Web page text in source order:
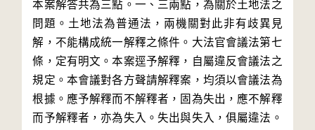
本案解答共為三點。一、三兩點，為關於土地法之
問題。土地法為普通法，兩機關對此非有歧異見
解，不能構成統一解釋之條件。大法官會議法第七
條，定有明文。本案逕予解釋，自屬違反會議法之
規定。本會議對各方聲請解釋案，均須以會議法為
根據。應予解釋而不解釋者，固為失出，應不解釋
而予解釋者，亦為失入。失出與失入，俱屬違法。